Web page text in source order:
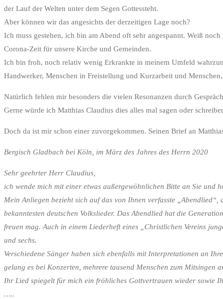
der Lauf der Welten unter dem Segen Gottessteht.
Aber können wir das angesichts der derzeitigen Lage noch?
Ich muss gestehen, ich bin am Abend oft sehr angespannt. Weiß
Corona-Zeit für unsere Kirche und Gemeinden.
Ich bin froh, noch relativ wenig Erkrankte in meinem Umfeld
Handwerker, Menschen in Freistellung und Kurzarbeit und
Natürlich fehlen mir besonders die vielen Resonanzen durch
Gerne würde ich Matthias Claudius dies alles mal sagen oder
Doch da ist mir schon einer zuvorgekommen. Seinen Brief an
Bergisch Gladbach bei Köln, im März des Jahres des Herrn 2020
Sehr geehrter Herr Claudius,
ich wende mich mit einer etwas außergewöhnlichen Bitte an Sie
Mein Anliegen bezieht sich auf das von Ihnen verfasste
bekanntesten deutschen Volkslieder. Das Abendlied hat die
freuen mag. Auch in einem Liederheft eines „Christlichen Vereins
und sechs.
Verschiedene Sänger haben sich ebenfalls mit Interpretationen an
gelang es bei Konzerten, mehrere tausend Menschen zum
Ihr Lied spiegelt für mich ein fröhliches Gottvertrauen wieder sowie
…..